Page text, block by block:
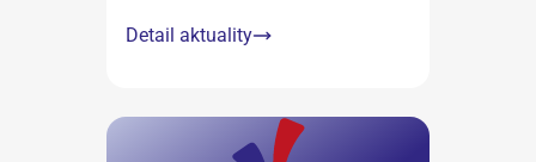
Detail aktuality